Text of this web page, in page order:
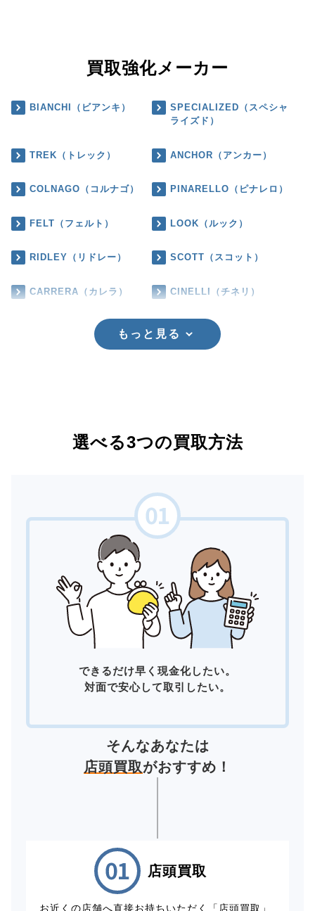
買取強化メーカー
BIANCHI（ビアンキ）
SPECIALIZED（スペシャ
ライズド）
TREK（トレック） ANCHOR（アンカー）
COLNAGO（コルナゴ） PINARELLO（ピナレロ）
FELT（フェルト） LOOK（ルック）
RIDLEY（リドレー） SCOTT（スコット）
CARRERA（カレラ） CINELLI（チネリ）
もっと見る
選べる3つの買取方法
できるだけ早く現金化したい。
対面で安心して取引したい。
そんなあなたは
店頭買取がおすすめ！
店頭買取
お近くの店舗へ直接お持ちいただく「店頭買取」